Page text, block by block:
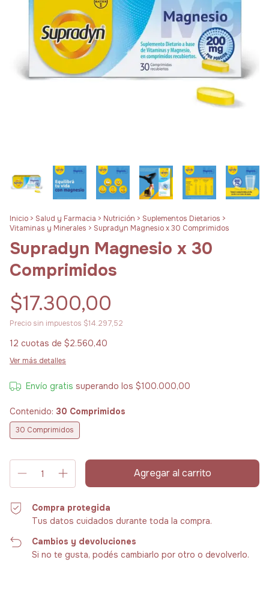
Inicio > Salud y Farmacia > Nutrición > Suplementos Dietarios >
Vitaminas y Minerales > Supradyn Magnesio x 30 Comprimidos
Supradyn Magnesio x 30
Comprimidos
$17.300,00
Precio sin impuestos $14.297,52
12 cuotas de $2.560,40
Ver más detalles
Envío gratis superando los $100.000,00
Contenido: 30 Comprimidos
30 Comprimidos
Compra protegida
Tus datos cuidados durante toda la compra.
Cambios y devoluciones
Si no te gusta, podés cambiarlo por otro o devolverlo.